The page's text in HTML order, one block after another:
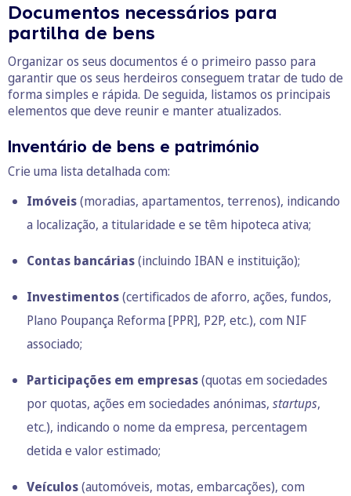
Documentos necessários para
partilha de bens
Organizar os seus documentos é o primeiro passo para
garantir que os seus herdeiros conseguem tratar de tudo de
forma simples e rápida. De seguida, listamos os principais
elementos que deve reunir e manter atualizados.
Inventário de bens e património
Crie uma lista detalhada com:
Imóveis(moradias, apartamentos, terrenos), indicando
a localização, a titularidade e se têm hipoteca ativa;
Contas bancárias(incluindo IBAN e instituição);
Investimentos(certificados de aforro, ações, fundos,
Plano Poupança Reforma [PPR], P2P, etc.), com NIF
associado;
Participações em empresas(quotas em sociedades
por quotas, ações em sociedades anónimas, startups,
etc.), indicando o nome da empresa, percentagem
detida e valor estimado;
Veículos(automóveis, motas, embarcações), com